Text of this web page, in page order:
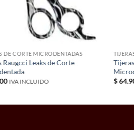
DE CORTE MICRODENTADAS
Raugcci Leaks de Corte
IVA INCLUIDO
$